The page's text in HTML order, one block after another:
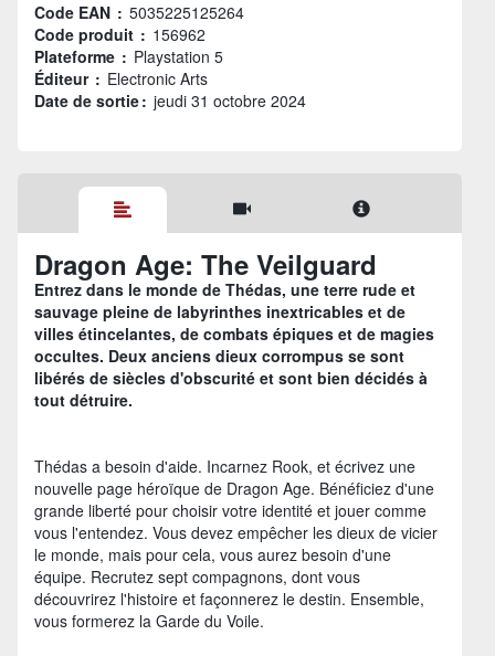
Code EAN : 5035225125264
Code produit : 156962
Plateforme : Playstation 5
Éditeur : Electronic Arts
Date de sortie : jeudi 31 octobre 2024
Dragon Age: The Veilguard
Entrez dans le monde de Thédas, une terre rude et
sauvage pleine de labyrinthes inextricables et de
villes étincelantes, de combats épiques et de magies
occultes. Deux anciens dieux corrompus se sont
libérés de siècles d'obscurité et sont bien décidés à
tout détruire.
Thédas a besoin d'aide. Incarnez Rook, et écrivez une
nouvelle page héroïque de Dragon Age. Bénéficiez d'une
grande liberté pour choisir votre identité et jouer comme
vous l'entendez. Vous devez empêcher les dieux de vicier
le monde, mais pour cela, vous aurez besoin d'une
équipe. Recrutez sept compagnons, dont vous
découvrirez l'histoire et façonnerez le destin. Ensemble,
vous formerez la Garde du Voile.